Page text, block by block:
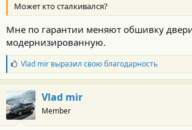
и
:
Может кто сталкивался?
Мне по гарантии меняют обшивку
модернизированную.
Б
л
а
г
о
д
а
Vlad mirвыразил свою благодарность
Vlad mir
Member